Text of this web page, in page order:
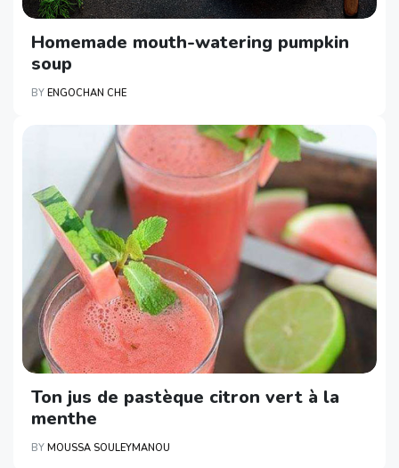
Homemade mouth-watering pumpkin
soup
BY ENGOCHAN CHE
Ton jus de pastèque citron vert à la
menthe
BY MOUSSA SOULEYMANOU